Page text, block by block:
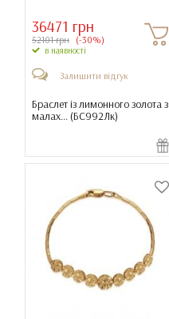
36471 грн
52101 грн (-30%)
в наявності
Залишити відгук
Браслет із лимонного золота з
малах... (БС992Лк)